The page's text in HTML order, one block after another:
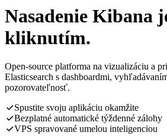
Nasadenie Kibana
kliknutím.
Open-source platforma na vizualizáciu a
Elasticsearch s dashboardmi,
pozorovateľnosť.
Spustite svoju aplikáciu okamžite
Bezplatné automatické týždenné zálohy
VPS spravované umelou inteligenciou